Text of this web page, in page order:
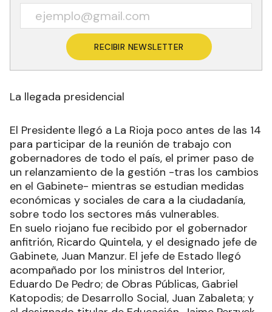
RECIBIR NEWSLETTER
La llegada presidencial
El Presidente llegó a La Rioja poco antes de las 14
para participar de la reunión de trabajo con
gobernadores de todo el país, el primer paso de
un relanzamiento de la gestión -tras los cambios
en el Gabinete- mientras se estudian medidas
económicas y sociales de cara a la ciudadanía,
sobre todo los sectores más vulnerables.
En suelo riojano fue recibido por el gobernador
anfitrión, Ricardo Quintela, y el designado jefe de
Gabinete, Juan Manzur. El jefe de Estado llegó
acompañado por los ministros del Interior,
Eduardo De Pedro; de Obras Públicas, Gabriel
Katopodis; de Desarrollo Social, Juan Zabaleta; y